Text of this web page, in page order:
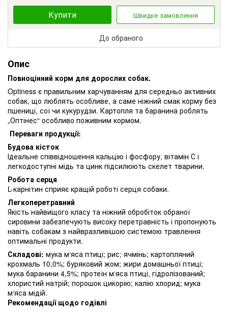
Купити Швидке замовлення
До обраного
Опис
Повноцінний корм для дорослих собак.
Optiness є правильним харчуванням для середньо активних
собак, що люблять особливе, а саме ніжний смак корму без
пшениці, сої чи кукурудзи. Картопля та баранина роблять
„Оптінес“ особливо поживним кормом.
Переваги продукції:
Будова кісток
Ідеальне співвідношення кальцію і фосфору, вітамін С і
легкодоступні мідь та цинк підсилюють скелет тварини.
Робота серця
L-карнітин сприяє кращій роботі серця собаки.
Легкоперетравний
Якість найвищого класу та ніжний обробіток обраної
сировини забезпечують високу перетравність і пропонують
навіть собакам з найвразливішою системою травлення
оптимальні продукти.
Складові: мука м‘яса птиці; рис; ячмінь; картопляний
крохмаль 10,0%; буряковий жом; жири домашньої птиці;
мука баранини 4,5%; протеїн м‘яса птиці, гідролізований;
хлористий натрій; порошок цикорію; калію хлорид; мука
м‘яса мідій.
Рекомендації щодо годівлі